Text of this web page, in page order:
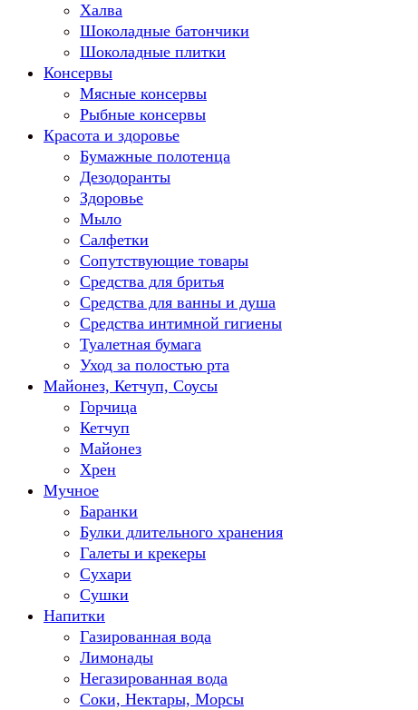
Халва
Шоколадные батончики
Шоколадные плитки
Консервы
Мясные консервы
Рыбные консервы
Красота и здоровье
Бумажные полотенца
Дезодоранты
Здоровье
Мыло
Салфетки
Сопутствующие товары
Средства для бритья
Средства для ванны и душа
Средства интимной гигиены
Туалетная бумага
Уход за полостью рта
Майонез, Кетчуп, Соусы
Горчица
Кетчуп
Майонез
Хрен
Мучное
Баранки
Булки длительного хранения
Галеты и крекеры
Сухари
Сушки
Напитки
Газированная вода
Лимонады
Негазированная вода
Соки, Нектары, Морсы